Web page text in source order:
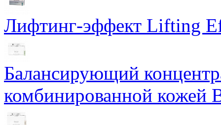
Лифтинг-эффект Lifting
Балансирующий
комбинированной кожей